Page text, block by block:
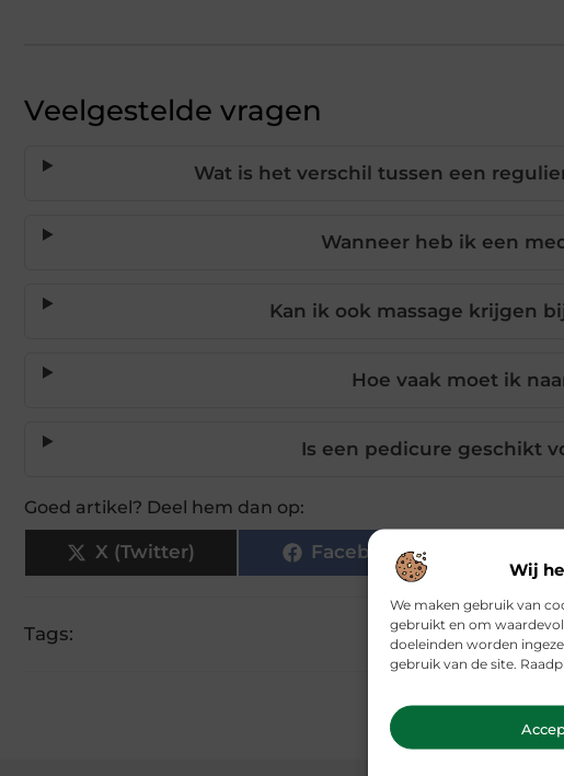
Wij
We maken gebruik van
gebruikt en om
doeleinden worden
gebruik van de site.
Veelgestelde vragen
Wat is het verschil tussen een
Wanneer heb ik een
Kan ik ook massage krijgen
Hoe vaak moet ik
Is een pedicure geschikt
Goed artikel? Deel hem dan op:
X (Twitter) Facebook
Tags: